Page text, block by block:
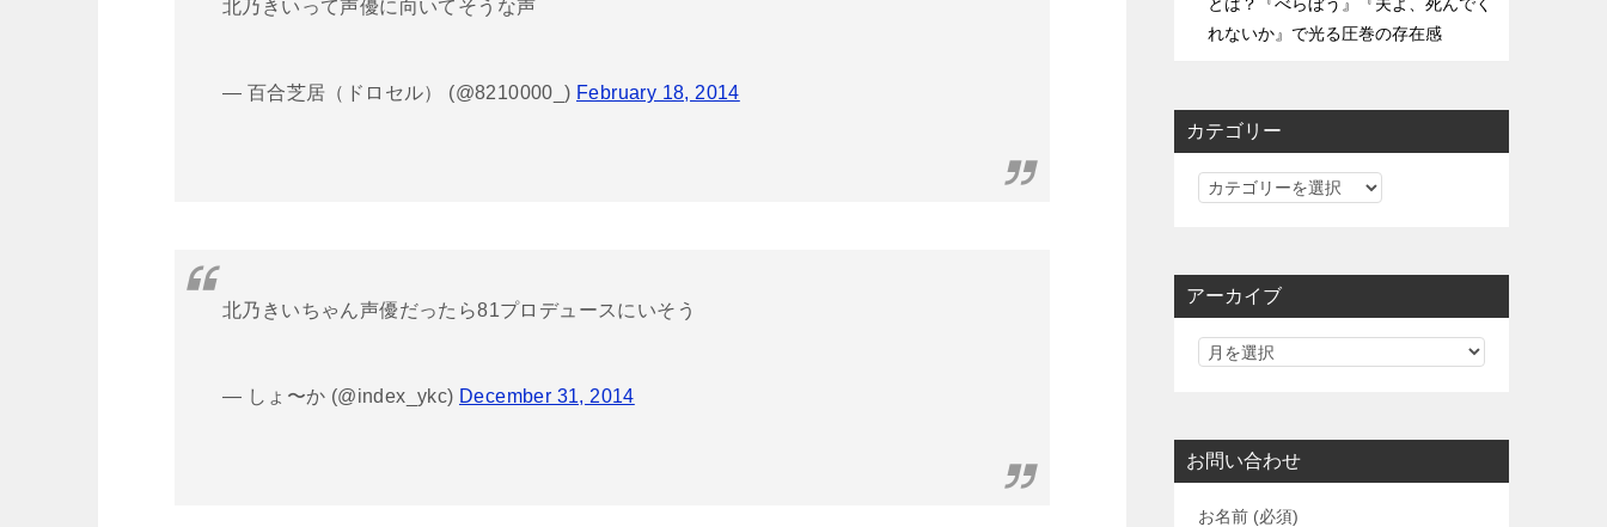
北乃きいって声優に向いてそうな声
— 百合芝居（ドロセル） (@8210000_) February 18, 2014
北乃きいちゃん声優だったら81プロデュースにいそう
— しょ〜か (@index_ykc) December 31, 2014
れないか』で光る圧巻の存在感
カテゴリー
カ
リ
アーカイブ
お問い合わせ
お名前 (必須)